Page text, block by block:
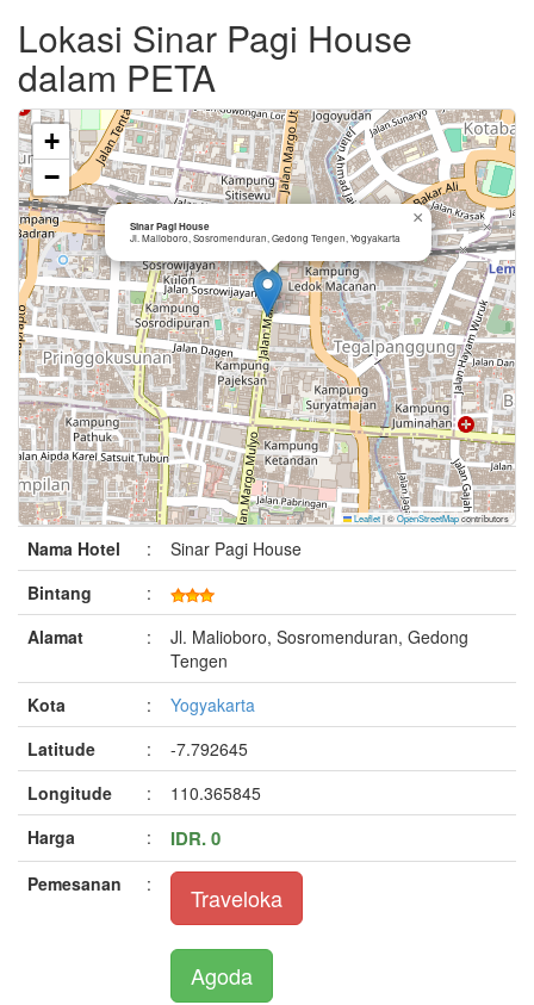
Lokasi Sinar Pagi House
dalam PETA
Sinar Pagi House
Jl. Malioboro, Sosromenduran, Gedong Tengen, Yogyakarta
×
+
−
Leaflet|©OpenStreetMapcontributors
Nama Hotel :
Sinar Pagi House
Bintang
:
Alamat
:
Jl. Malioboro, Sosromenduran, Gedong
Tengen
Kota
:
Yogyakarta
Latitude
:
-7.792645
Longitude
:
110.365845
Harga
: IDR. 0
Pemesanan : Traveloka
Agoda